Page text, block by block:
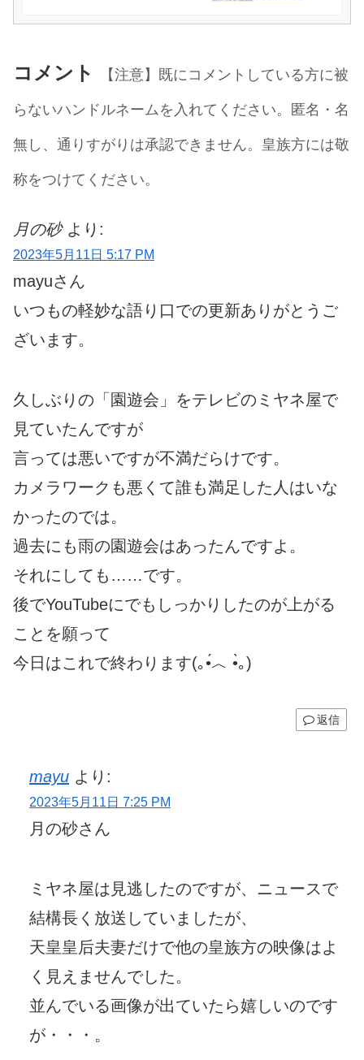
コメント
【注意】既にコメントしている方に被
らないハンドルネームを入れてください。匿名・名
無し、通りすがりは承認できません。皇族方には敬
称をつけてください。
月の砂 より:
2023年5月11日 5:17 PM
mayuさん
いつもの軽妙な語り口での更新ありがとうご
ざいます。
久しぶりの「園遊会」をテレビのミヤネ屋で
見ていたんですが
言っては悪いですが不満だらけです。
カメラワークも悪くて誰も満足した人はいな
かったのでは。
過去にも雨の園遊会はあったんですよ。
それにしても……です。
後でYouTubeにでもしっかりしたのが上がる
ことを願って
今日はこれで終わります(｡•́︿ •̀｡)
返信
mayu より:
2023年5月11日 7:25 PM
月の砂さん
ミヤネ屋は見逃したのですが、ニュースで
結構長く放送していましたが、
天皇皇后夫妻だけで他の皇族方の映像はよ
く見えませんでした。
並んでいる画像が出ていたら嬉しいのです
が・・・。